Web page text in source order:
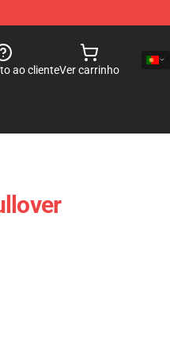
ao clienteVer carrinho